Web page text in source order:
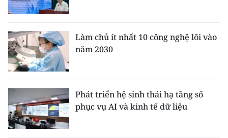
Làm chủ ít nhất 10 công nghệ lõi vào
năm 2030
Phát triển hệ sinh thái hạ tầng số
phục vụ AI và kinh tế dữ liệu